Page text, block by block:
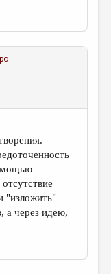
"изложить"
а через идею,